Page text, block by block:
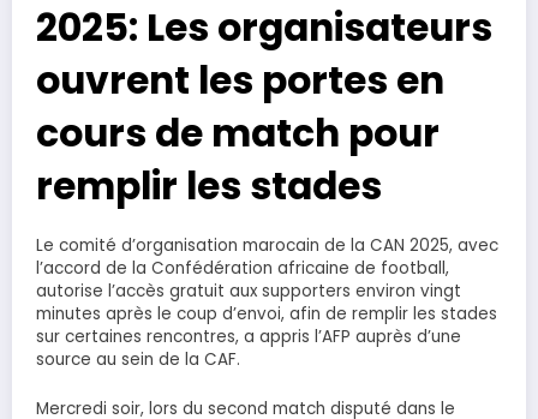
2025: Les organisateurs
ouvrent les portes en
cours de match pour
remplir les stades
Le comité d’organisation marocain de la CAN 2025, avec
l’accord de la Confédération africaine de football,
autorise l’accès gratuit aux supporters environ vingt
minutes après le coup d’envoi, afin de remplir les stades
sur certaines rencontres, a appris l’AFP auprès d’une
source au sein de la CAF.
Mercredi soir, lors du second match disputé dans le